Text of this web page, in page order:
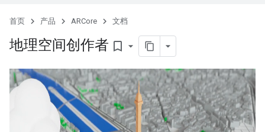
首页 产品 ARCore 文档
地理空间创作者 bookmark_border